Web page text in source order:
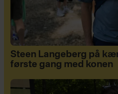
Steen Langeberg på
første gang med konen